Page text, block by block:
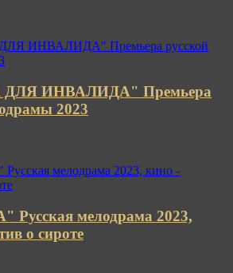
ИНВАЛИДА" Премьера
2023
мелодрама 2023,
о сироте